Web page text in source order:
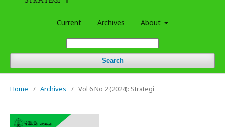
Current Archives About
Search
Home / Archives / Vol 6 No 2 (2024): Strategi